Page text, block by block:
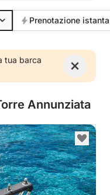
Prenotazione
tua barca
Annunziata